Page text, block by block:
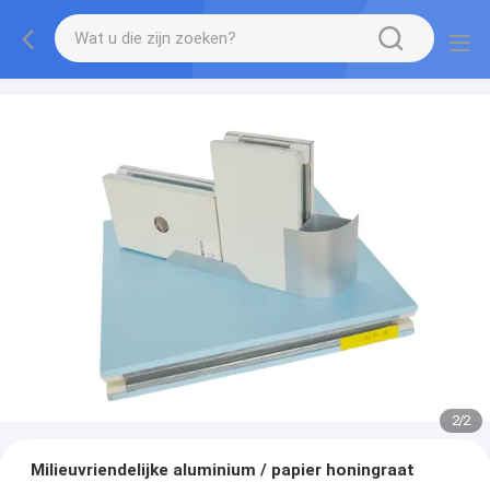
2/2
Milieuvriendelijke aluminium / papier honingraat